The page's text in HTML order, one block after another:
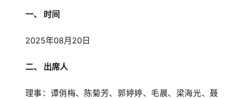
一、 时间
2025年08月20日
二、 出席人
理事：谭俏梅、陈菊芳、郭婷婷、毛晨、梁海光、聂